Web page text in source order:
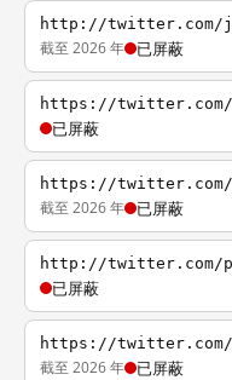
http://twitter.com/
截至 2026 年 已屏蔽
https://twitter.com/
已屏蔽
https://twitter.com/
截至 2026 年 已屏蔽
http://twitter.com/
已屏蔽
https://
截至 2026 年 已屏蔽